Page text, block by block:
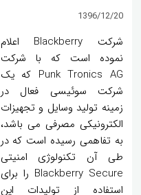
1396/12/20
شرکت Blackberry اعلام
نموده است که با شرکت
Punk Tronics AG که یک
شرکت سوئیسی فعال در
زمینه تولید وسایل و تجهیزات
الکترونیکی مصرفی می باشد،
به تفاهمی رسیده است که در
طی آن تکنولوژی امنیتی
Blackberry Secure را برای
استفاده از تولیدات این